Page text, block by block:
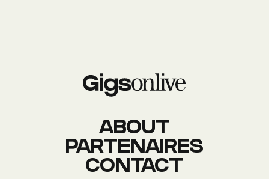
À PROPOS
CONTACT
Formulaire Partenaires
ABOUT
PARTENAIRES
CONTACT